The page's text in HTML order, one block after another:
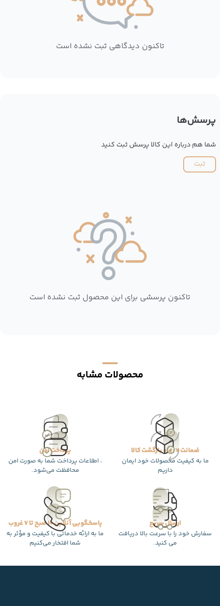
تاکنون دیدگاهی ثبت نشده است
پرسش‌ها
شما هم درباره این کالا پرسش ثبت کنید
ثبت
تاکنون پرسشی برای این محصول ثبت نشده است
محصولات مشابه
ضمانت 7 روزه بازگشت کالا
ما به کیفیت محصولات خود ایمان
داریم
پرداخت امن
، اطلاعات پرداخت شما به صورت امن
محافظت می‌شود.
ارسال سریع
سفارش خود را با سرعت بالا دریافت
می کنید.
پاسخگویی آنلاین 10 صبح تا 7 غروب
ما به ارائه خدماتی با کیفیت و مؤثر به
شما افتخار می‌کنیم